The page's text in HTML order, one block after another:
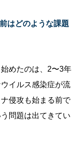
はどのような課題
めたのは、2〜3年
イルス感染症が流
侵攻も始まる前で
問題は出てきてい